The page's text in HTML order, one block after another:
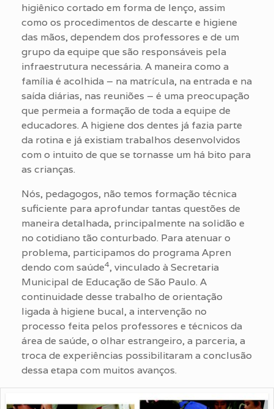
higiênico cortado em forma de lenço, assim
como os procedimentos de descarte e higiene
das mãos, dependem dos professores e de um
grupo da equipe que são responsáveis pela
infraestrutura necessária. A maneira como a
família é acolhida – na matrícula, na entrada e na
saída diárias, nas reuniões – é uma preocupação
que permeia a formação de toda a equipe de
educadores. A higiene dos dentes já fazia parte
da rotina e já existiam trabalhos desenvolvidos
com o intuito de que se tornasse um há bito para
as crianças.
Nós, pedagogos, não temos formação técnica
suficiente para aprofundar tantas questões de
maneira detalhada, principalmente na solidão e
no cotidiano tão conturbado. Para atenuar o
problema, participamos do programa Apren
dendo com saúde4, vinculado à Secretaria
Municipal de Educação de São Paulo. A
continuidade desse trabalho de orientação
ligada à higiene bucal, a intervenção no
processo feita pelos professores e técnicos da
área de saúde, o olhar estrangeiro, a parceria, a
troca de experiências possibilitaram a conclusão
dessa etapa com muitos avanços.